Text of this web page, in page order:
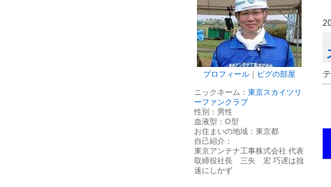
プロフィール ｜ ピグの部屋
ニックネーム： 東京スカイツリ
ーファンクラブ
性別： 男性
血液型： O型
お住まいの地域： 東京都
自己紹介：
東京アンテナ工事株式会社 代表
取締役社長 三矢 宏 巧遅は拙
速にしかず